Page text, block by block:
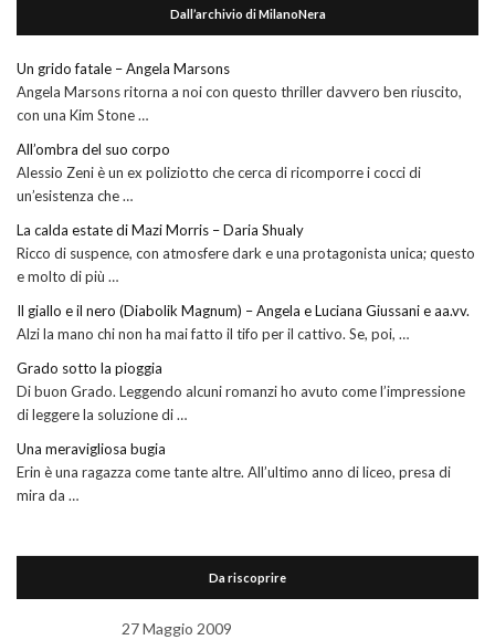
Dall’archivio di MilanoNera
Un grido fatale – Angela Marsons
Angela Marsons ritorna a noi con questo thriller davvero ben riuscito,
con una Kim Stone …
All’ombra del suo corpo
Alessio Zeni è un ex poliziotto che cerca di ricomporre i cocci di
un’esistenza che …
La calda estate di Mazi Morris – Daria Shualy
Ricco di suspence, con atmosfere dark e una protagonista unica; questo
e molto di più …
Il giallo e il nero (Diabolik Magnum) – Angela e Luciana Giussani e aa.vv.
Alzi la mano chi non ha mai fatto il tifo per il cattivo. Se, poi, …
Grado sotto la pioggia
Di buon Grado. Leggendo alcuni romanzi ho avuto come l’impressione
di leggere la soluzione di …
Una meravigliosa bugia
Erin è una ragazza come tante altre. All’ultimo anno di liceo, presa di
mira da …
Da riscoprire
27 Maggio 2009